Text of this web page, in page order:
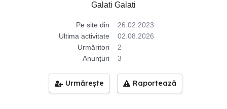
Galati Galati
Pe site din
26.02.2023
Ultima activitate
02.08.2026
Urmăritori
2
Anunțuri
3
Urmărește Raportează